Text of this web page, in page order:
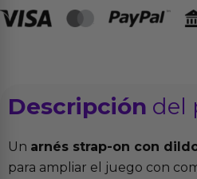
Descripción del
Un arnés strap-on con
para ampliar el juego con